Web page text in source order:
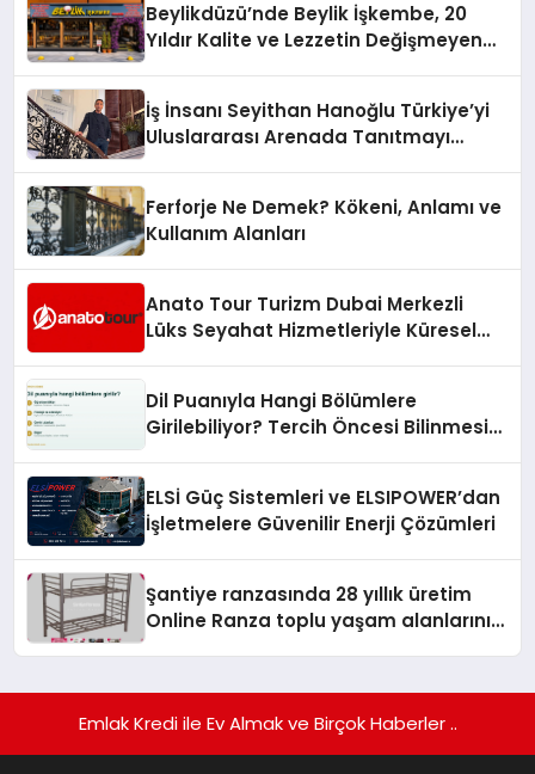
Hayata Geçirecek
Beylikdüzü’nde Beylik İşkembe, 20
Yıldır Kalite ve Lezzetin Değişmeyen
İş İnsanı Seyithan Hanoğlu Türkiye’yi
Uluslararası Arenada Tanıtmayı
Ferforje Ne Demek? Kökeni, Anlamı ve
Kullanım Alanları
Anato Tour Turizm Dubai Merkezli
Lüks Seyahat Hizmetleriyle Küresel
Dil Puanıyla Hangi Bölümlere
Girilebiliyor? Tercih Öncesi Bilinmesi
ELSİ Güç Sistemleri ve ELSIPOWER’dan
İşletmelere Güvenilir Enerji Çözümleri
Şantiye ranzasında 28 yıllık üretim
Online Ranza toplu yaşam alanlarını
Emlak Kredi ile Ev Almak ve Birçok Haberler ..